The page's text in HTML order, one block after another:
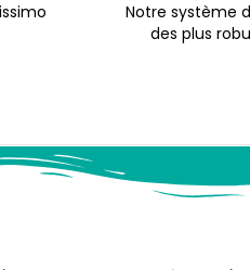
Notre système
des plus